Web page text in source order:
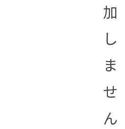
加
し
ま
せ
ん